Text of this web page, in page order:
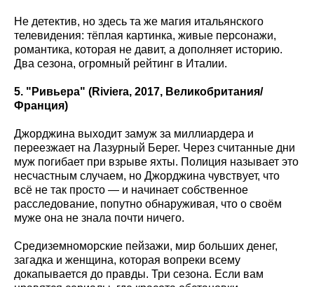
Не детектив, но здесь та же магия итальянского
телевидения: тёплая картинка, живые персонажи,
романтика, которая не давит, а дополняет историю.
Два сезона, огромный рейтинг в Италии.
5. "Ривьера" (Riviera, 2017, Великобритания/
Франция)
Джорджина выходит замуж за миллиардера и
переезжает на Лазурный Берег. Через считанные дни
муж погибает при взрыве яхты. Полиция называет это
несчастным случаем, но Джорджина чувствует, что
всё не так просто — и начинает собственное
расследование, попутно обнаруживая, что о своём
муже она не знала почти ничего.
Средиземноморские пейзажи, мир больших денег,
загадка и женщина, которая вопреки всему
докапывается до правды. Три сезона. Если вам